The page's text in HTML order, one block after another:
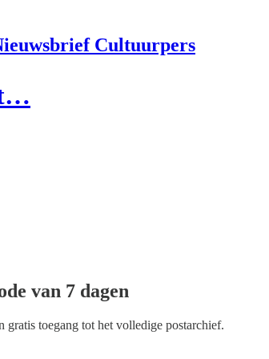
Cultuurpers
van 7 dagen
gratis toegang tot het volledige postarchief.